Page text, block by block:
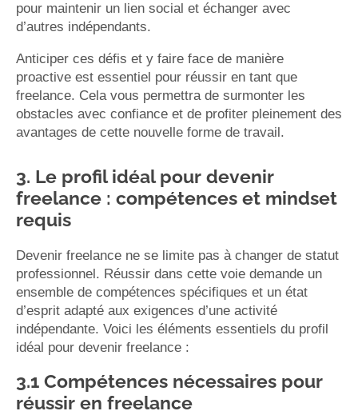
pour maintenir un lien social et échanger avec
d’autres indépendants.
Anticiper ces défis et y faire face de manière
proactive est essentiel pour réussir en tant que
freelance. Cela vous permettra de surmonter les
obstacles avec confiance et de profiter pleinement des
avantages de cette nouvelle forme de travail.
3. Le profil idéal pour devenir
freelance : compétences et mindset
requis
Devenir freelance ne se limite pas à changer de statut
professionnel. Réussir dans cette voie demande un
ensemble de compétences spécifiques et un état
d’esprit adapté aux exigences d’une activité
indépendante. Voici les éléments essentiels du profil
idéal pour devenir freelance :
3.1 Compétences nécessaires pour
réussir en freelance